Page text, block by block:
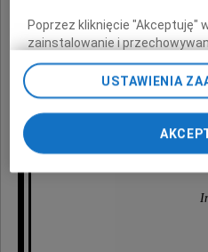
wyrazy
Poprzez kliknięcie "Akceptuję"
zainstalowanie i
Wyborczej sp. z o. o. jej
na Twoim urządzeniu
chwili zmienić swoje
ponownie wywołując
preferencjami dot.
odnośnik „Ustawienia
pomocą ustawień przeglądarki.
USTAWIENIA